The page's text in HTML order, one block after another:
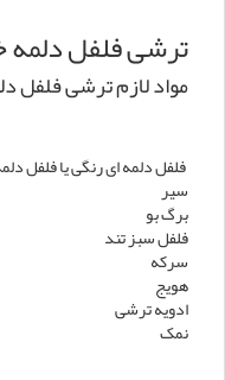
ترشی فلفل دلمه
مواد لازم ترشی فلفل
فلفل دلمه ای رنگی یا فلفل
سیر
برگ بو
فلفل سبز تند
سرکه
هویج
ادویه ترشی
نمک